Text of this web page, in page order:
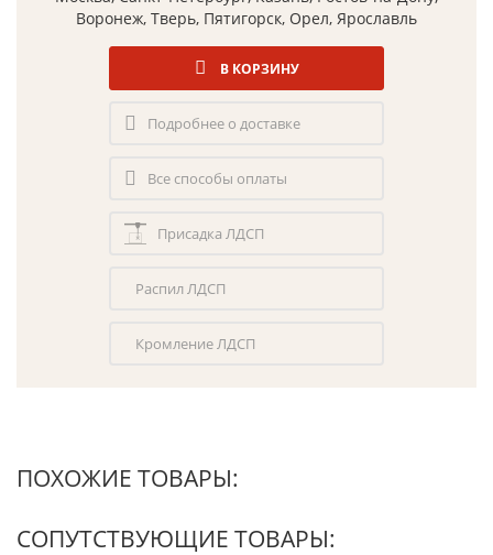
Воронеж, Тверь, Пятигорск, Орел, Ярославль
В КОРЗИНУ
Подробнее о доставке
Все способы оплаты
Присадка ЛДСП
Распил ЛДСП
Кромление ЛДСП
ПОХОЖИЕ ТОВАРЫ:
СОПУТСТВУЮЩИЕ ТОВАРЫ: